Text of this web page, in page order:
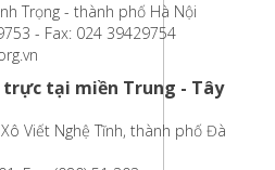
Trọng - thành phố Hà Nội
- Fax: 024 39429754
tại miền Trung - Tây
Viết Nghệ Tĩnh, thành phố Đà